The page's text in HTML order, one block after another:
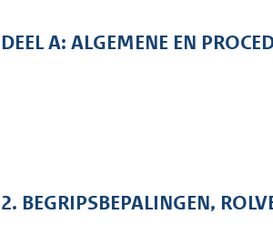
DEELA: ALGEMENE EN
2. BEGRIPSBEPALINGEN,